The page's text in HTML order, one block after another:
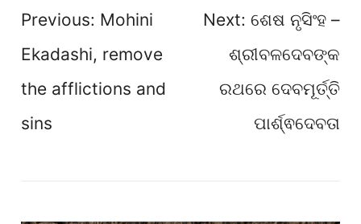
Post
Previous: Mohini
Ekadashi, remove
the afflictions and
sins
Next: ଶେଷ ନୃସିଂହ –
ଶ୍ରୀବଳଦେବଙ୍କ
ରଥରେ ଦେବମୂର୍ତ୍ତି
ପାର୍ଶ୍ଵଦେବତା